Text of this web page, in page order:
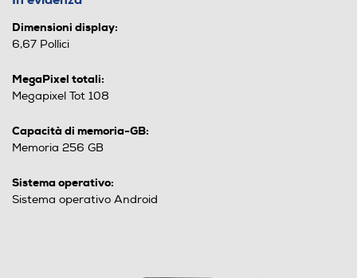
Dimensioni display:
6,67 Pollici
MegaPixel totali:
Megapixel Tot 108
Capacità di memoria-GB:
Memoria 256 GB
Sistema operativo:
Sistema operativo Android